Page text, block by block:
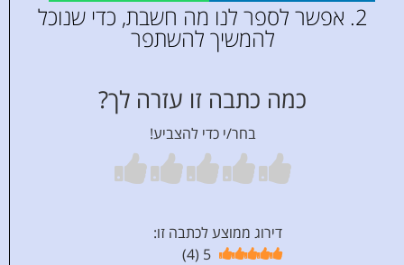
2. אפשר לספר לנו מה חשבת, כדי שנוכל
להמשיך להשתפר
כמה כתבה זו עזרה לך?
בחר/י כדי להצביע!
דירוג ממוצע לכתבה זו:
5
(
4
)